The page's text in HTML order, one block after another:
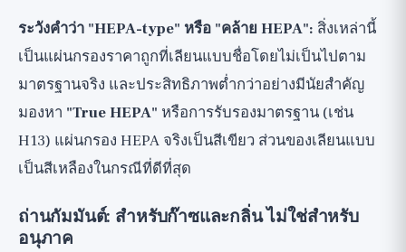
ระวังคำว่า "HEPA-type" หรือ "คล้าย HEPA": สิ่งเหล่านี้
เป็นแผ่นกรองราคาถูกที่เลียนแบบชื่อโดยไม่เป็นไปตาม
มาตรฐานจริง และประสิทธิภาพต่ำกว่าอย่างมีนัยสำคัญ
มองหา "True HEPA" หรือการรับรองมาตรฐาน (เช่น
H13) แผ่นกรอง HEPA จริงเป็นสีเขียว ส่วนของเลียนแบบ
เป็นสีเหลืองในกรณีที่ดีที่สุด
ถ่านกัมมันต์: สำหรับก๊าซและกลิ่น ไม่ใช่สำหรับ
อนุภาค